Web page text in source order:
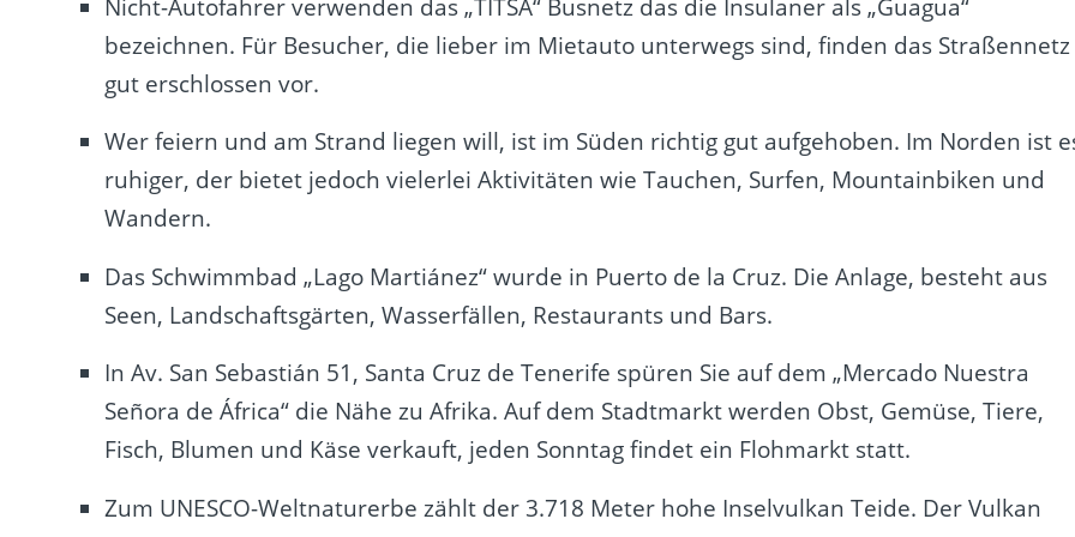
Nicht-Autofahrer verwenden das „TITSA“ Busnetz das die Insulaner als „Guagua“
bezeichnen. Für Besucher, die lieber im Mietauto unterwegs sind, finden das Straßennetz
gut erschlossen vor.
Wer feiern und am Strand liegen will, ist im Süden richtig gut aufgehoben. Im Norden ist
ruhiger, der bietet jedoch vielerlei Aktivitäten wie Tauchen, Surfen, Mountainbiken und
Wandern.
Das Schwimmbad „Lago Martiánez“ wurde in Puerto de la Cruz. Die Anlage, besteht aus
Seen, Landschaftsgärten, Wasserfällen, Restaurants und Bars.
In Av. San Sebastián 51, Santa Cruz de Tenerife spüren Sie auf dem „Mercado Nuestra
Señora de África“ die Nähe zu Afrika. Auf dem Stadtmarkt werden Obst, Gemüse, Tiere,
Fisch, Blumen und Käse verkauft, jeden Sonntag findet ein Flohmarkt statt.
Zum UNESCO-Weltnaturerbe zählt der 3.718 Meter hohe Inselvulkan Teide. Der Vulkan